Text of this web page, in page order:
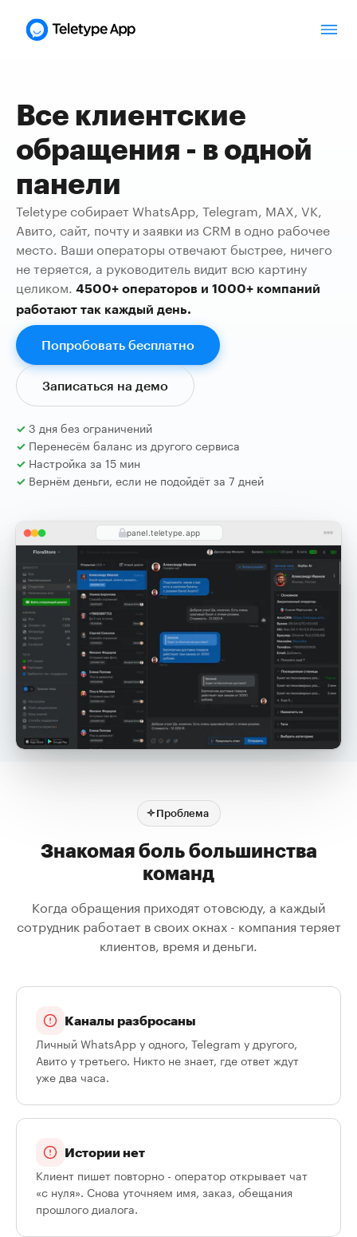
Все клиентские
обращения - в одной
панели
Teletype собирает WhatsApp, Telegram, MAX, VK,
Авито, сайт, почту и заявки из CRM в одно рабочее
место. Ваши операторы отвечают быстрее, ничего
не теряется, а руководитель видит всю картину
целиком. 4500+ операторов и 1000+ компаний
работают так каждый день.
Попробовать бесплатно
Записаться на демо
3 дня без ограничений
Перенесём баланс из другого сервиса
Настройка за 15 мин
Вернём деньги, если не подойдёт за 7 дней
panel.teletype.app
Проблема
Знакомая боль большинства
команд
Когда обращения приходят отовсюду, а каждый
сотрудник работает в своих окнах - компания теряет
клиентов, время и деньги.
Каналы разбросаны
Личный WhatsApp у одного, Telegram у другого,
Авито у третьего. Никто не знает, где ответ ждут
уже два часа.
Истории нет
Клиент пишет повторно - оператор открывает чат
«с нуля». Снова уточняем имя, заказ, обещания
прошлого диалога.